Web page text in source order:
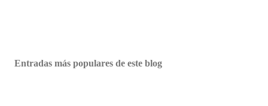
Entradas más populares de este blog